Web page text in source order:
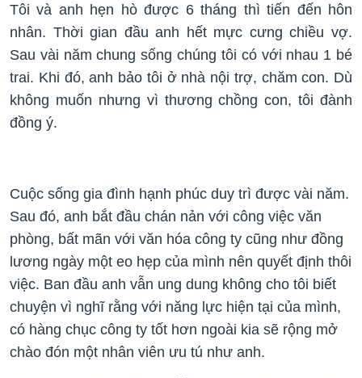
Tôi và anh hẹn hò được 6 tháng thì tiến đến hôn
nhân. Thời gian đầu anh hết mực cưng chiều vợ.
Sau vài năm chung sống chúng tôi có với nhau 1 bé
trai. Khi đó, anh bảo tôi ở nhà nội trợ, chăm con. Dù
không muốn nhưng vì thương chồng con, tôi đành
đồng ý.
Cuộc sống gia đình hạnh phúc duy trì được vài năm.
Sau đó, anh bắt đầu chán nản với công việc văn
phòng, bất mãn với văn hóa công ty cũng như đồng
lương ngày một eo hẹp của mình nên quyết định thôi
việc. Ban đầu anh vẫn ung dung không cho tôi biết
chuyện vì nghĩ rằng với năng lực hiện tại của mình,
có hàng chục công ty tốt hơn ngoài kia sẽ rộng mở
chào đón một nhân viên ưu tú như anh.